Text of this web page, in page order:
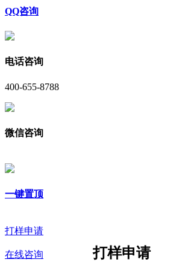
QQ咨询
电话咨询
400-655-8788
微信咨询
一键置顶
打样申请
在线咨询 打样申请